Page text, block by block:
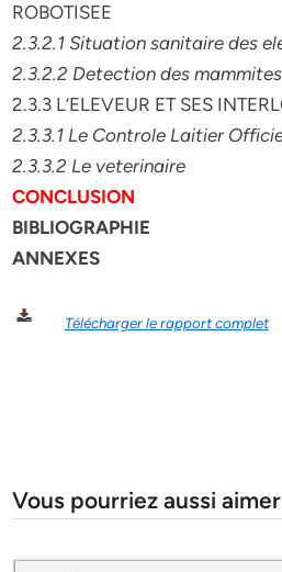
ROBOTISEE
2.3.2.1 Situation sanitaire des
2.3.2.2 Detection des mammites
2.3.3 L’ELEVEUR ET SES
2.3.3.1 Le Controle Laitier
2.3.3.2 Le veterinaire
CONCLUSION
BIBLIOGRAPHIE
ANNEXES
Télécharger le rapport complet
Vous pourriez aussi